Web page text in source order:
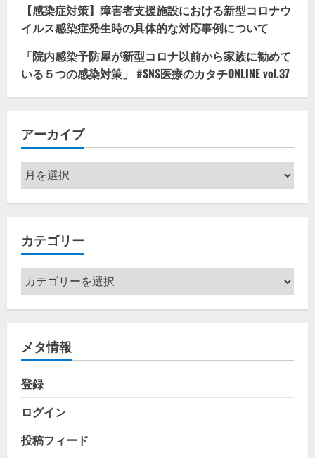
【感染症対策】障害者支援施設における新型コロナウ
イルス感染症発生時の具体的な対応事例について
「院内感染予防屋が新型コロナ以前から家族に勧めて
いる５つの感染対策」 #SNS医療のカタチONLINE vol.37
アーカイブ
ア
ー
カ
ブ
カテゴリー
カ
テ
ゴ
ー
メタ情報
登録
ログイン
投稿フィード